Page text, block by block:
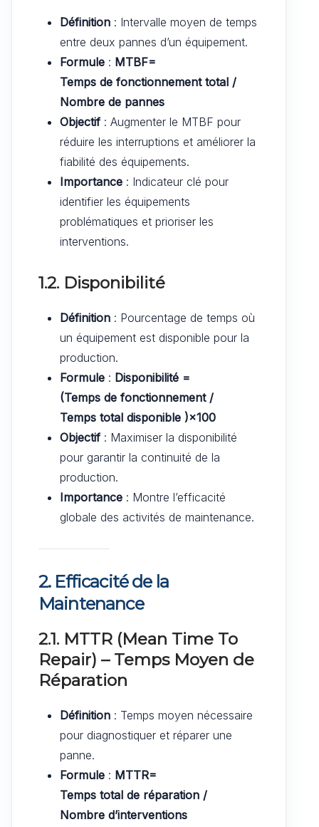
Définition : Intervalle moyen de temps
entre deux pannes d’un équipement.
Formule : MTBF=
Temps de fonctionnement total /
Nombre de pannes
Objectif : Augmenter le MTBF pour
réduire les interruptions et améliorer la
fiabilité des équipements.
Importance : Indicateur clé pour
identifier les équipements
problématiques et prioriser les
interventions.
1.2. Disponibilité
Définition : Pourcentage de temps où
un équipement est disponible pour la
production.
Formule : Disponibilité =
(Temps de fonctionnement​ /
Temps total disponible )×100
Objectif : Maximiser la disponibilité
pour garantir la continuité de la
production.
Importance : Montre l’efficacité
globale des activités de maintenance.
2. Efficacité de la
Maintenance
2.1. MTTR (Mean Time To
Repair) – Temps Moyen de
Réparation
Définition : Temps moyen nécessaire
pour diagnostiquer et réparer une
panne.
Formule : MTTR=
Temps total de réparation​ /
Nombre d’interventions